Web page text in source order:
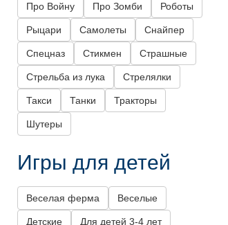
Про Войну Про Зомби Роботы
Рыцари Самолеты Снайпер
Спецназ Стикмен Страшные
Стрельба из лука Стрелялки
Такси Танки Тракторы
Шутеры
Игры для детей
Веселая ферма Веселые
Детские Для детей 3-4 лет